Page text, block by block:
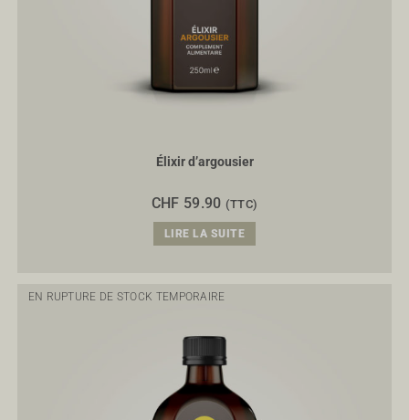
Élixir d’argousier
CHF 59.90 (TTC)
LIRE LA SUITE
EN RUPTURE DE STOCK TEMPORAIRE